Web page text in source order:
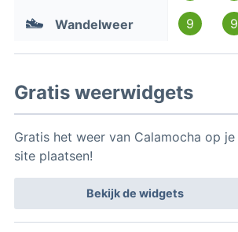
Wandelweer 9 9
Gratis weerwidgets
Gratis het weer van Calamocha op je
site plaatsen!
Bekijk de widgets